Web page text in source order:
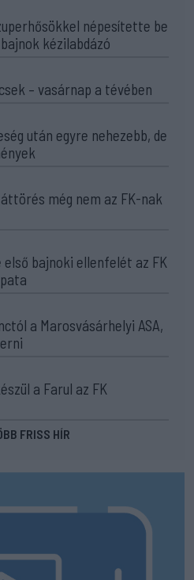
népesítette be
kézilabdázó
– vasárnap a tévében
után egyre nehezebb, de
még nem az FK-nak
bajnoki ellenfelét az FK
a Marosvásárhelyi ASA,
a Farul az FK
FRISS HÍR